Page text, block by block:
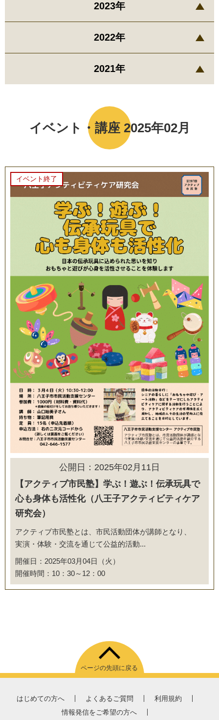
イベント・講座 2025年02月
イベント終了
公開日：2025年02月11日
【アクティブ市民塾】学ぶ！遊ぶ！伝承玩具で
心も身体も活性化（八王子アクティビティケア
研究会）
アクティブ市民塾とは、市民活動団体が講師となり、
実演・体験・交流を通じて公益的活動...
開催日：2025年03月04日（火）
開催時間：10：30～12：00
2023年
2022年
2021年
ページの先頭に戻る
はじめての方へ よくあるご質問
利用規約
情報発信をご希望の方へ